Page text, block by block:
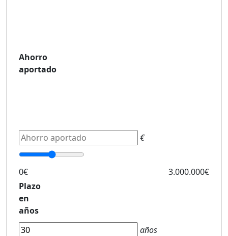
Ahorro
aportado
€
0€
3.000.000€
Plazo
en
años
años